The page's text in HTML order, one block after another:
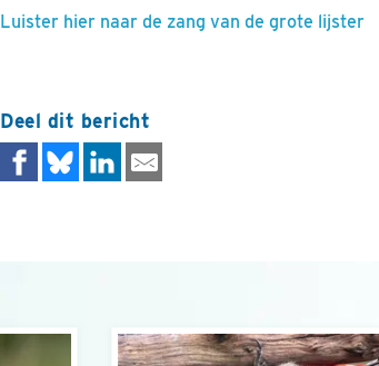
Luister hier naar de zang van de grote lijster
Deel dit bericht